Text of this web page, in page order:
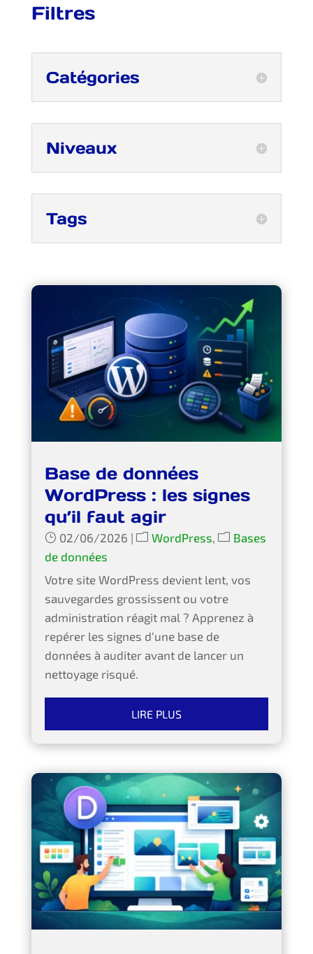
Filtres
Catégories
Niveaux
Tags
Base de données
WordPress : les signes
qu’il faut agir
02/06/2026 | WordPress,
Bases
de données
Votre site WordPress devient lent, vos
sauvegardes grossissent ou votre
administration réagit mal ? Apprenez à
repérer les signes d’une base de
données à auditer avant de lancer un
nettoyage risqué.
LIRE PLUS